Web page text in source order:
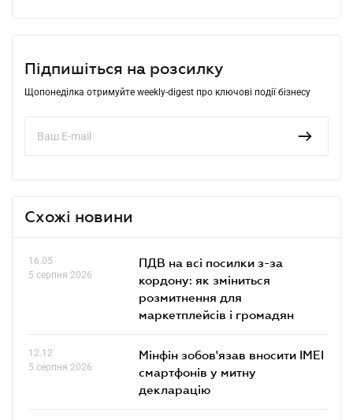
Підпишіться на розсилку
Щопонеділка отримуйте weekly-digest про ключові події бізнесу
Схожі новини
16.05
5 серпня 2026
ПДВ на всі посилки з-за
кордону: як зміниться
розмитнення для
маркетплейсів і громадян
12.12
5 серпня 2026
Мінфін зобов'язав вносити IMEI
смартфонів у митну
декларацію